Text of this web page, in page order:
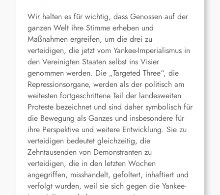
Wir halten es für wichtig, dass Genossen auf der
ganzen Welt ihre Stimme erheben und
Maßnahmen ergreifen, um die drei zu
verteidigen, die jetzt vom Yankee-Imperialismus in
den Vereinigten Staaten selbst ins Visier
genommen werden. Die „Targeted Three“, die
Repressionsorgane, werden als der politisch am
weitesten fortgeschrittene Teil der landesweiten
Proteste bezeichnet und sind daher symbolisch für
die Bewegung als Ganzes und insbesondere für
ihre Perspektive und weitere Entwicklung. Sie zu
verteidigen bedeutet gleichzeitig, die
Zehntausenden von Demonstranten zu
verteidigen, die in den letzten Wochen
angegriffen, misshandelt, gefoltert, inhaftiert und
verfolgt wurden, weil sie sich gegen die Yankee-